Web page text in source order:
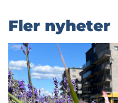
Fler nyheter